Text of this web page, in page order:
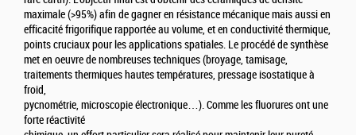
maximale (>95%) afin de gagner en résistance mécanique mais aussi en
efficacité frigorifique rapportée au volume, et en conductivité thermique,
points cruciaux pour les applications spatiales. Le procédé de synthèse
met en oeuvre de nombreuses techniques (broyage, tamisage,
traitements thermiques hautes températures, pressage isostatique à
froid,
pycnométrie, microscopie électronique…). Comme les fluorures ont une
forte réactivité